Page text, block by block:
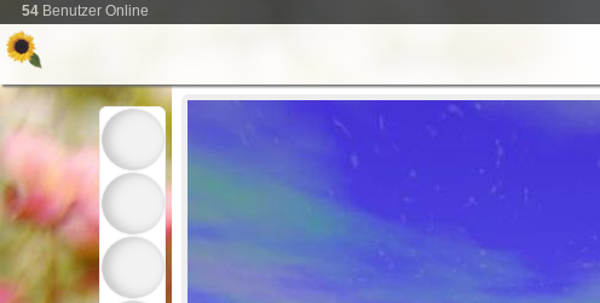
54 Benutzer Online